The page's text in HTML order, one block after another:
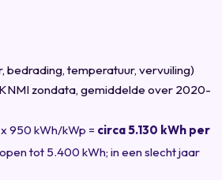
bedrading, temperatuur, vervuiling)
zondata, gemiddelde over 2020-
950 kWh/kWp = circa 5.130 kWh per
tot 5.400 kWh; in een slecht jaar